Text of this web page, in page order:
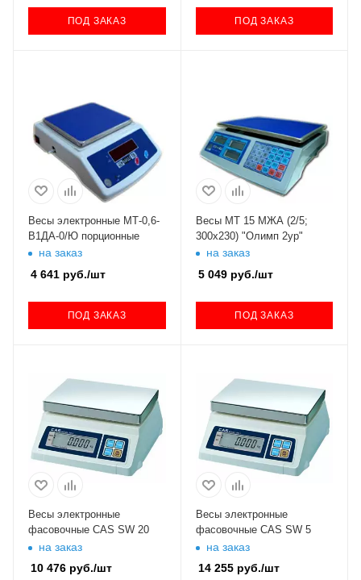
ПОД ЗАКАЗ ПОД ЗАКАЗ
Весы электронные МТ-0,6-
В1ДА-0/Ю порционные
на заказ
4 641 руб./шт
ПОД ЗАКАЗ
Весы МТ 15 МЖА (2/5;
300х230) "Олимп 2ур"
на заказ
5 049руб./шт
ПОД ЗАКАЗ
Весы электронные
фасовочные CAS SW 20
на заказ
10 476 руб./шт
Весы электронные
фасовочные CAS SW 5
на заказ
14 255руб./шт